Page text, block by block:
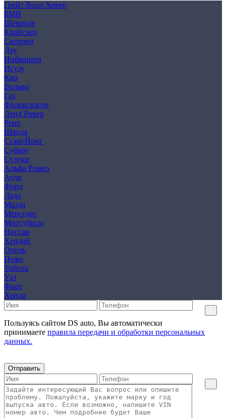
Грейт Волл Ховер
БМВ
Шевроле
Крайслер
Ситроен
Дэу
Инфинити
Исузу
Киа
Вольво
Газ
Фольксваген
Ленд Ровер
Рено
Шкода
СсангЙонг
Субару
Сузуки
Альфа Ромео
Ауди
Форд
Лада
Мазда
Мерседес
Митсубиси
Ниссан
Хендай
Опель
Пежо
Тойота
Уаз
Фиат
Хонда
Пользуясь сайтом DS auto, Вы автоматически
принимаете правила передачи и обработки персональных
данных.
Отправить